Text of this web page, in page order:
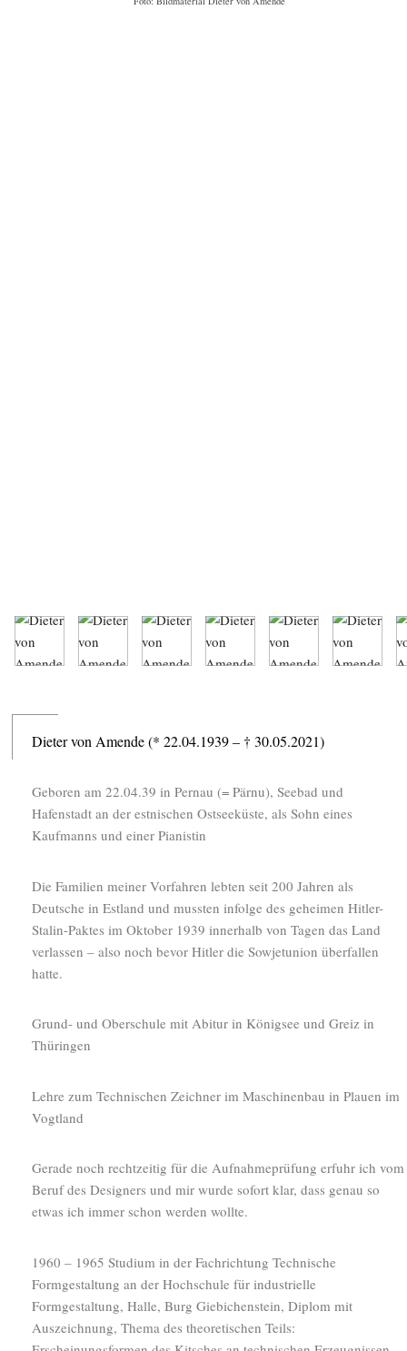
Dieter von Amende (* 22.04.1939 – † 30.05.2021)
Geboren am 22.04.39 in Pernau (= Pärnu), Seebad und
Hafenstadt an der estnischen Ostseeküste, als Sohn eines
Kaufmanns und einer Pianistin
Die Familien meiner Vorfahren lebten seit 200 Jahren als
Deutsche in Estland und mussten infolge des geheimen Hitler-
Stalin-Paktes im Oktober 1939 innerhalb von Tagen das Land
verlassen – also noch bevor Hitler die Sowjetunion überfallen
hatte.
Grund- und Oberschule mit Abitur in Königsee und Greiz in
Thüringen
Lehre zum Technischen Zeichner im Maschinenbau in Plauen im
Vogtland
Gerade noch rechtzeitig für die Aufnahmeprüfung erfuhr ich vom
Beruf des Designers und mir wurde sofort klar, dass genau so
etwas ich immer schon werden wollte.
1960 – 1965 Studium in der Fachrichtung Technische
Formgestaltung an der Hochschule für industrielle
Formgestaltung, Halle, Burg Giebichenstein, Diplom mit
Auszeichnung, Thema des theoretischen Teils: